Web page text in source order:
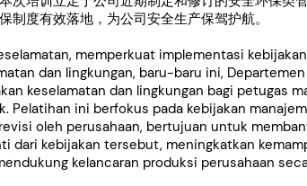
度有效落地，为公司安全生产保驾护航。
memperkuat implementasi
dan lingkungan, baru-baru ini, Departemen
keselamatan dan lingkungan bagi petugas
ini berfokus pada kebijakan
oleh perusahaan, bertujuan untuk
dari kebijakan tersebut, meningkatkan
kelancaran produksi perusahaan